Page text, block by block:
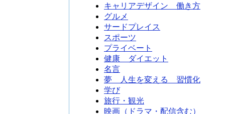
キャリアデザイン 働き方
グルメ
サードプレイス
スポーツ
プライベート
健康 ダイエット
名言
夢 人生を変える 習慣化
学び
旅行・観光
映画（ドラマ・配信含む）